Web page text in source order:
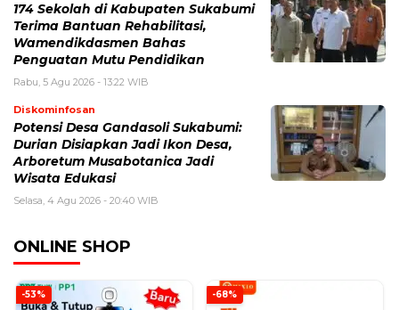
174 Sekolah di Kabupaten Sukabumi
Terima Bantuan Rehabilitasi,
Wamendikdasmen Bahas
Penguatan Mutu Pendidikan
Rabu, 5 Agu 2026 - 13:22 WIB
Diskominfosan
Potensi Desa Gandasoli Sukabumi:
Durian Disiapkan Jadi Ikon Desa,
Arboretum Musabotanica Jadi
Wisata Edukasi
Selasa, 4 Agu 2026 - 20:40 WIB
ONLINE SHOP
-53% -68%